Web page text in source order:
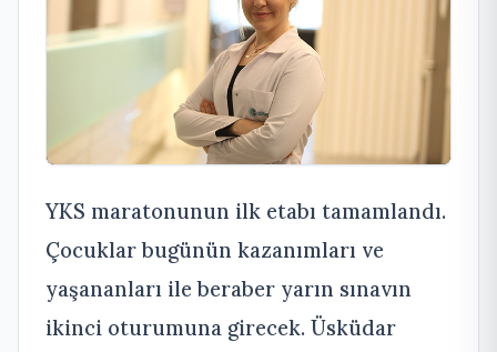
YKS maratonunun ilk etabı tamamlandı.
Çocuklar bugünün kazanımları ve
yaşananları ile beraber yarın sınavın
ikinci oturumuna girecek. Üsküdar